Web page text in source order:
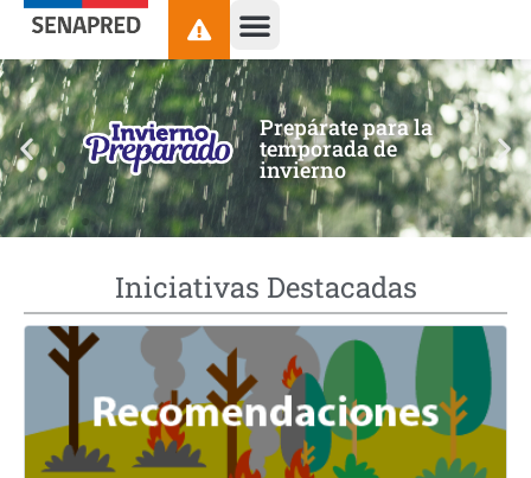
contenido
Prepárate para la
temporada de
invierno
Iniciativas Destacadas